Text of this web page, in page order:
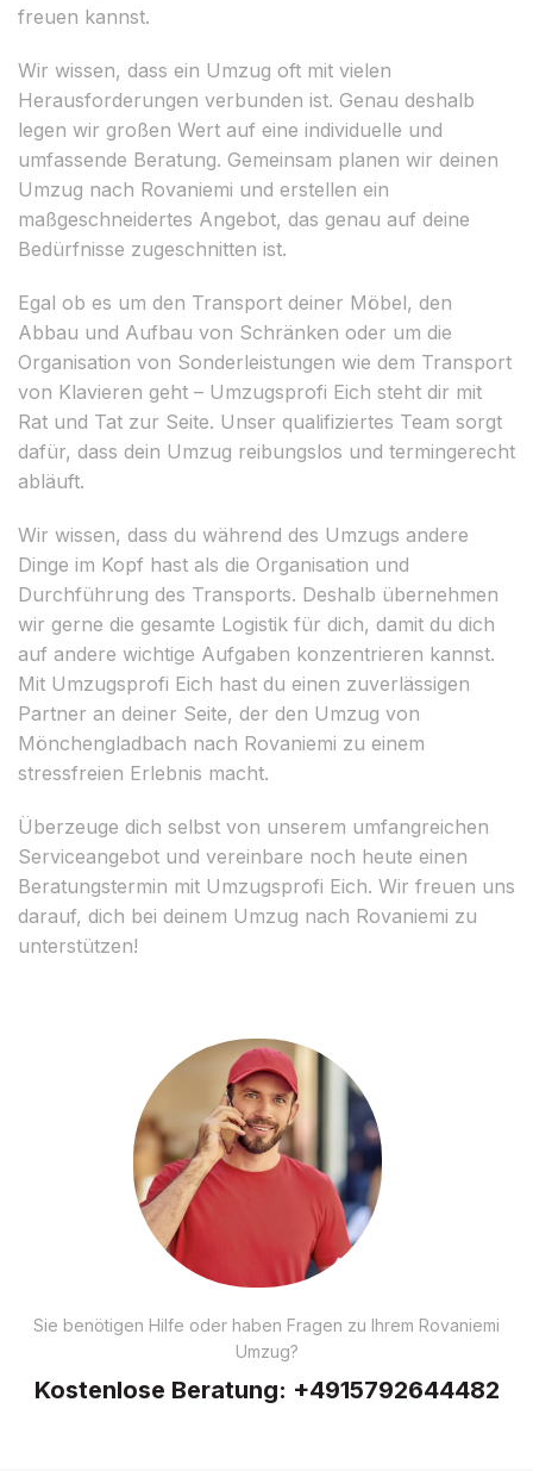
freuen kannst.
Wir wissen, dass ein Umzug oft mit vielen
Herausforderungen verbunden ist. Genau deshalb
legen wir großen Wert auf eine individuelle und
umfassende Beratung. Gemeinsam planen wir deinen
Umzug nach Rovaniemi und erstellen ein
maßgeschneidertes Angebot, das genau auf deine
Bedürfnisse zugeschnitten ist.
Egal ob es um den Transport deiner Möbel, den
Abbau und Aufbau von Schränken oder um die
Organisation von Sonderleistungen wie dem Transport
von Klavieren geht – Umzugsprofi Eich steht dir mit
Rat und Tat zur Seite. Unser qualifiziertes Team sorgt
dafür, dass dein Umzug reibungslos und termingerecht
abläuft.
Wir wissen, dass du während des Umzugs andere
Dinge im Kopf hast als die Organisation und
Durchführung des Transports. Deshalb übernehmen
wir gerne die gesamte Logistik für dich, damit du dich
auf andere wichtige Aufgaben konzentrieren kannst.
Mit Umzugsprofi Eich hast du einen zuverlässigen
Partner an deiner Seite, der den Umzug von
Mönchengladbach nach Rovaniemi zu einem
stressfreien Erlebnis macht.
Überzeuge dich selbst von unserem umfangreichen
Serviceangebot und vereinbare noch heute einen
Beratungstermin mit Umzugsprofi Eich. Wir freuen uns
darauf, dich bei deinem Umzug nach Rovaniemi zu
unterstützen!
Sie benötigen Hilfe oder haben Fragen zu Ihrem Rovaniemi
Umzug?
Kostenlose Beratung: +4915792644482